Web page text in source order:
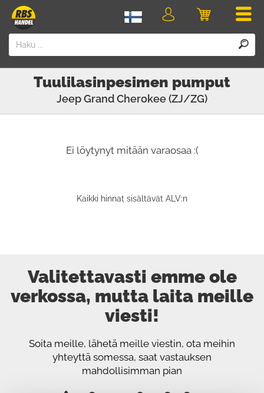
Ostoskori
Kirjaudu
Tuulilasinpesimen pumput
JeepGrand Cherokee (ZJ/ZG)
Ei löytynyt mitään varaosaa :(
Kaikki hinnat sisältävät ALV:n
Valitettavasti emme ole
verkossa, mutta laita meille
viesti!
Soita meille, lähetä meille viestin, ota meihin
yhteyttä somessa, saat vastauksen
mahdollisimman pian